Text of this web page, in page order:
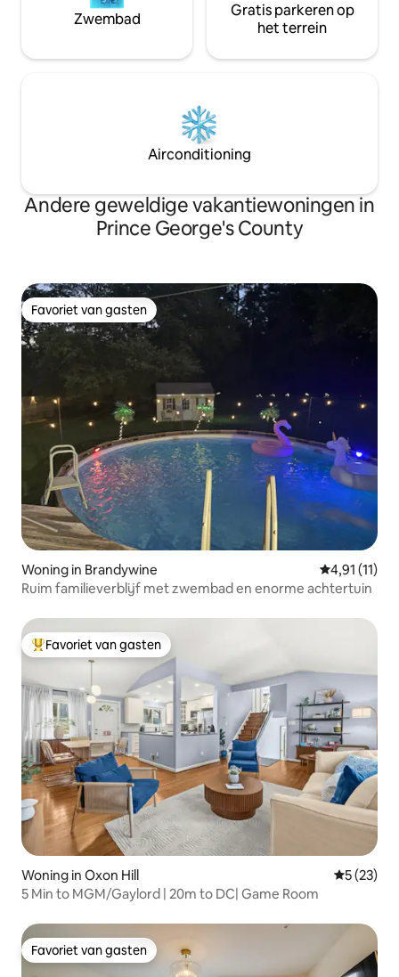
Zwembad
Gratis parkeren op
het terrein
Airconditioning
Andere geweldige vakantiewoningen in
Prince George's County
Favoriet van gasten
Favoriet van gasten
Woning in Brandywine Gemiddelde
4,91 (11)
Ruim familieverblijf met zwembad en enorme achtertuin
Topfavoriet van gasten
Favoriet van gasten
Woning in Oxon Hill
5 (23)
5 Min to MGM/Gaylord | 20m to DC| Game Room
Favoriet van gasten
Favoriet van gasten